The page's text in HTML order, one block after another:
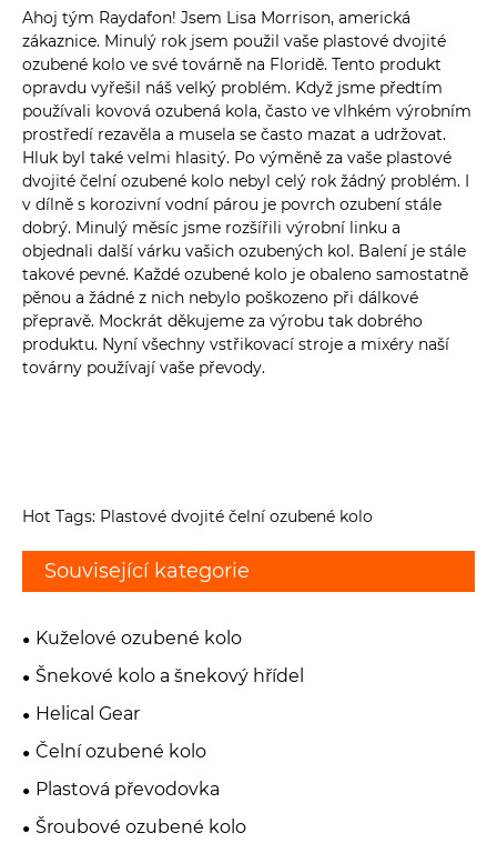
Ahoj tým Raydafon! Jsem Lisa Morrison, americká
zákaznice. Minulý rok jsem použil vaše plastové dvojité
ozubené kolo ve své továrně na Floridě. Tento produkt
opravdu vyřešil náš velký problém. Když jsme předtím
používali kovová ozubená kola, často ve vlhkém výrobním
prostředí rezavěla a musela se často mazat a udržovat.
Hluk byl také velmi hlasitý. Po výměně za vaše plastové
dvojité čelní ozubené kolo nebyl celý rok žádný problém. I
v dílně s korozivní vodní párou je povrch ozubení stále
dobrý. Minulý měsíc jsme rozšířili výrobní linku a
objednali další várku vašich ozubených kol. Balení je stále
takové pevné. Každé ozubené kolo je obaleno samostatně
pěnou a žádné z nich nebylo poškozeno při dálkové
přepravě. Mockrát děkujeme za výrobu tak dobrého
produktu. Nyní všechny vstřikovací stroje a mixéry naší
továrny používají vaše převody.
Hot Tags: Plastové dvojité čelní ozubené kolo
Související kategorie
Kuželové ozubené kolo
Šnekové kolo a šnekový hřídel
Helical Gear
Čelní ozubené kolo
Plastová převodovka
Šroubové ozubené kolo